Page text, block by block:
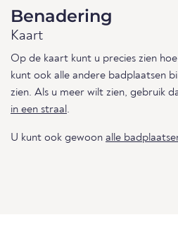
Benadering
Kaart
Op de kaart kunt u precies zien
kunt ook alle andere badplaatsen
zien. Als u meer wilt zien, gebruik
in een straal.
U kunt ook gewoon alle